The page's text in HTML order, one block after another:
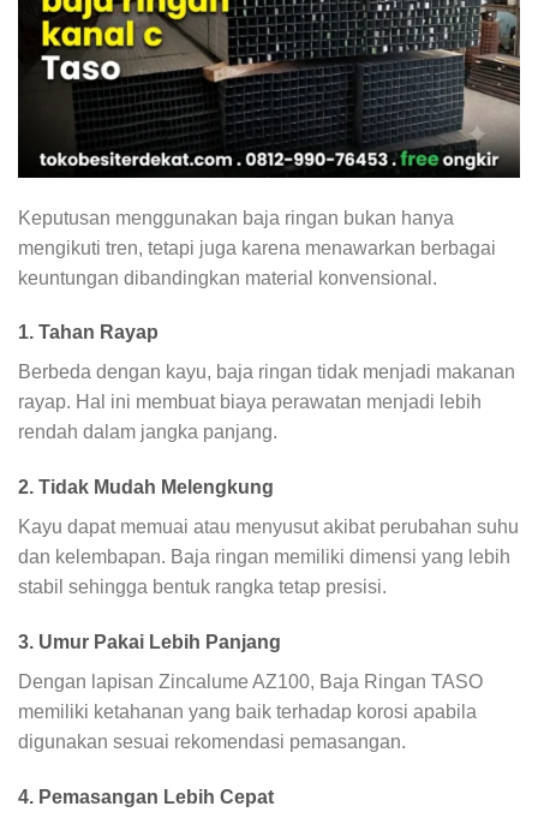
Keputusan menggunakan baja ringan bukan hanya
mengikuti tren, tetapi juga karena menawarkan berbagai
keuntungan dibandingkan material konvensional.
1. Tahan Rayap
Berbeda dengan kayu, baja ringan tidak menjadi makanan
rayap. Hal ini membuat biaya perawatan menjadi lebih
rendah dalam jangka panjang.
2. Tidak Mudah Melengkung
Kayu dapat memuai atau menyusut akibat perubahan suhu
dan kelembapan. Baja ringan memiliki dimensi yang lebih
stabil sehingga bentuk rangka tetap presisi.
3. Umur Pakai Lebih Panjang
Dengan lapisan Zincalume AZ100, Baja Ringan TASO
memiliki ketahanan yang baik terhadap korosi apabila
digunakan sesuai rekomendasi pemasangan.
4. Pemasangan Lebih Cepat